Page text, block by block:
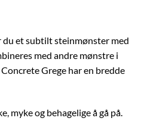
du et subtilt steinmønster med
med andre mønstre i
Grege har en bredde
myke og behagelige å gå på.